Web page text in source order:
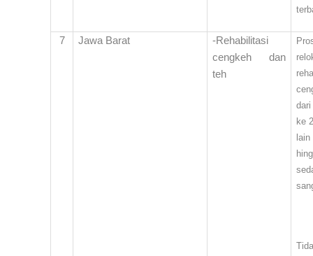
7 Jawa Barat
-Rehabilitasi
cengkeh dan
teh
ke